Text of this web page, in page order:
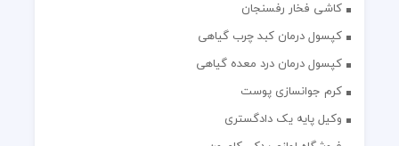
کاشی فخار رفسنجان
کپسول درمان کبد چرب گیاهی
کپسول درمان درد معده گیاهی
کرم جوانسازی پوست
وکیل پایه یک دادگستری